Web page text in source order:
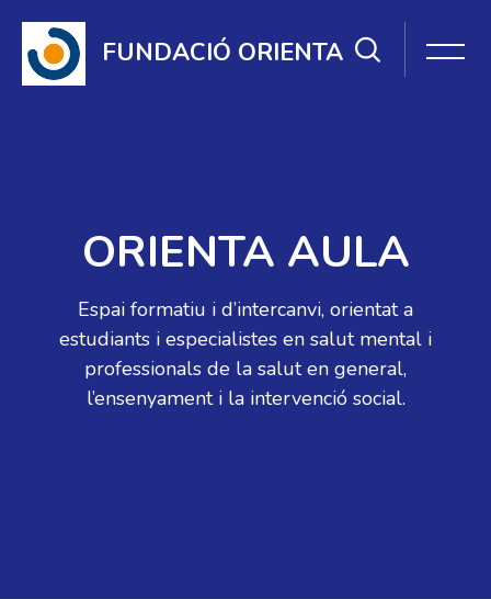
FUNDACIÓ ORIENTA
ORIENTA AULA
Espai formatiu i d’intercanvi, orientat a
estudiants i especialistes en salut mental i
professionals de la salut en general,
l’ensenyament i la intervenció social.